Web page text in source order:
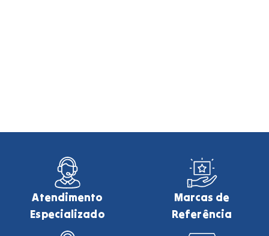
Atendimento
Especializado
Marcas de
Referência